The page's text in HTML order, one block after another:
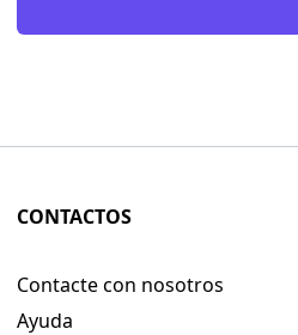
CONTACTOS
Contacte con nosotros
Ayuda